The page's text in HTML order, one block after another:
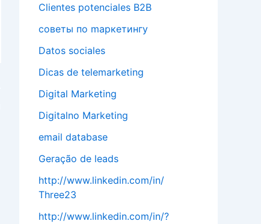
Clientes potenciales B2B
cоветы по mаркетингу
Datos sociales
Dicas de telemarketing
Digital Marketing
Digitalno Marketing
email database
Geração de leads
http://www.linkedin.com/in/
Three23
http://www.linkedin.com/in/?